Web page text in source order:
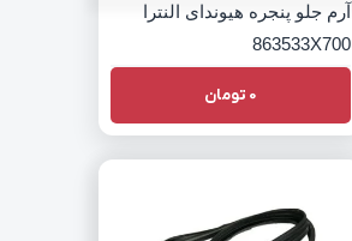
آرم جلو پنجره هیوندای النترا
863533X700
0 تومان